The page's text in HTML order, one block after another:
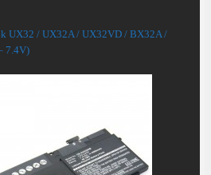
UX32 / UX32A / UX32VD / BX32A /
7.4V)